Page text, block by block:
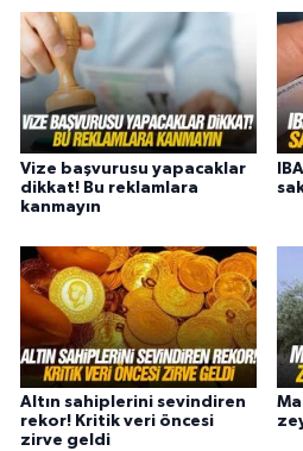
Vize başvurusu yapacaklar
dikkat! Bu reklamlara
kanmayın
Altın sahiplerini sevindiren
rekor! Kritik veri öncesi
zirve geldi